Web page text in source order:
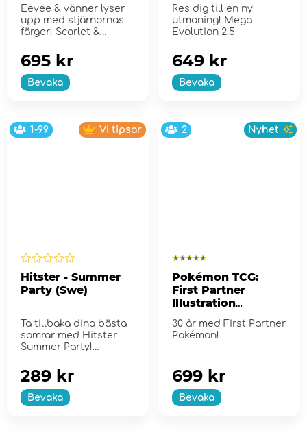
Eevee & vänner lyser
upp med stjärnornas
färger! Scarlet &
Bevaka
695 kr
Res dig till en ny
utmaning! Mega
Evolution 2.5
Bevaka
649 kr
1-99 Vi tipsar
Hitster - Summer
Party (Swe)
Ta tillbaka dina bästa
somrar med Hitster
Summer Party!
Bevaka
289 kr
2 Nyhet
Pokémon TCG:
First Partner
Illustration
Collection - Series
2
30 år med First Partner
Pokémon!
Bevaka
699 kr